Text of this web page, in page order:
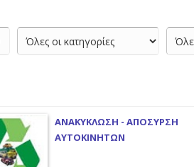
ΑΝΑΚΥΚΛΩΣΗ - ΑΠΟΣΥΡΣΗ
ΑΥΤΟΚΙΝΗΤΩΝ